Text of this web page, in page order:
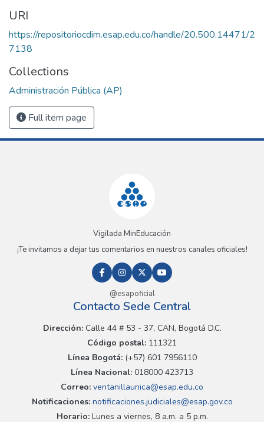
URI
https://repositoriocdim.esap.edu.co/handle/20.500.14471/2
7138
Collections
Administración Pública (AP)
Full item page
Vigilada MinEducación
¡Te invitamos a dejar tus comentarios en nuestros canales oficiales!
@esapoficial
Contacto Sede Central
Dirección:Calle 44 # 53 - 37, CAN, Bogotá D.C.
Código postal: 111321
Línea Bogotá:(+57) 601 7956110
Línea Nacional: 018000 423713
Correo: ventanillaunica@esap.edu.co
Notificaciones:notificaciones.judiciales@esap.gov.co
Horario:Lunes a viernes, 8 a.m. a 5 p.m.